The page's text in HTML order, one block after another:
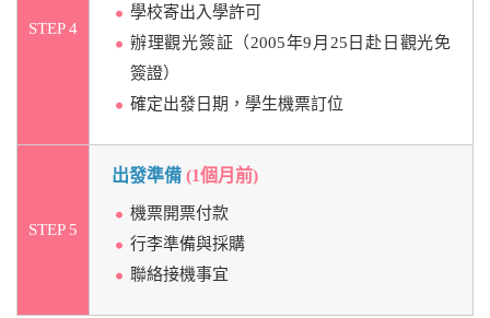
STEP 4
學校寄出入學許可
辦理觀光簽証（2005年9月25日赴日觀光免
簽證）
確定出發日期，學生機票訂位
STEP 5
出發準備 (1個月前)
機票開票付款
行李準備與採購
聯絡接機事宜